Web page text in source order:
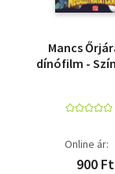
Mancs
dínófilm -
Online ár:
900 Ft